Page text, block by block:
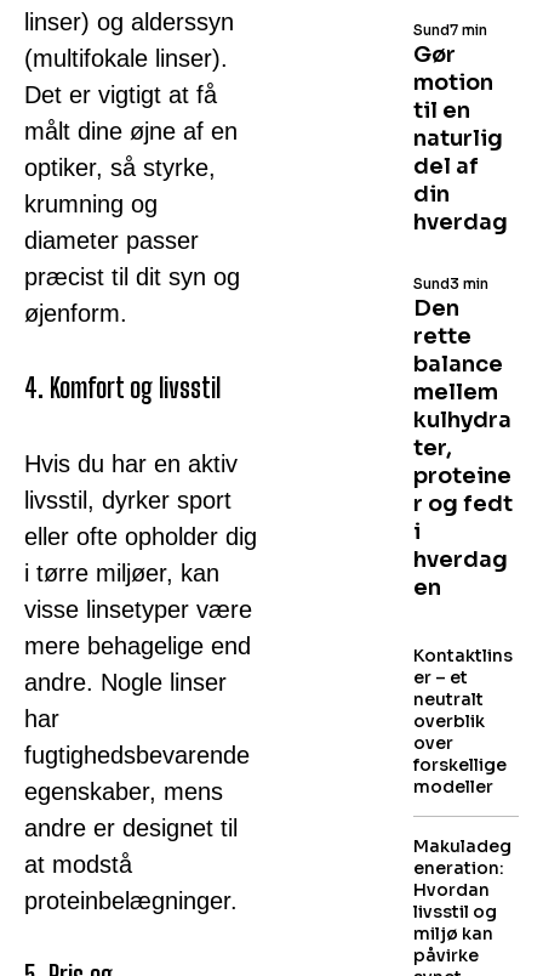
linser) og alderssyn
(multifokale linser).
Det er vigtigt at få
målt dine øjne af en
optiker, så styrke,
krumning og
diameter passer
præcist til dit syn og
øjenform.
4. Komfort og livsstil
Hvis du har en aktiv
livsstil, dyrker sport
eller ofte opholder dig
i tørre miljøer, kan
visse linsetyper være
mere behagelige end
andre. Nogle linser
har
fugtighedsbevarende
egenskaber, mens
andre er designet til
at modstå
proteinbelægninger.
Gør
motion
til en
naturlig
del af
din
hverdag
Sund7 min
Den
rette
balance
mellem
kulhydra
ter,
proteine
r og fedt
i
hverdag
en
Sund3 min
Kontaktlins
er – et
neutralt
overblik
over
forskellige
modeller
Makuladeg
eneration:
Hvordan
livsstil og
miljø kan
påvirke